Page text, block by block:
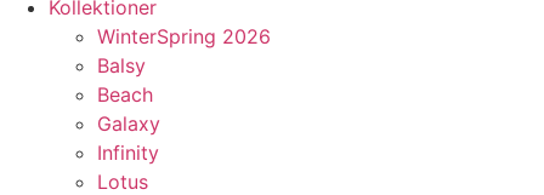
Kollektioner
WinterSpring 2026
Balsy
Beach
Galaxy
Infinity
Lotus